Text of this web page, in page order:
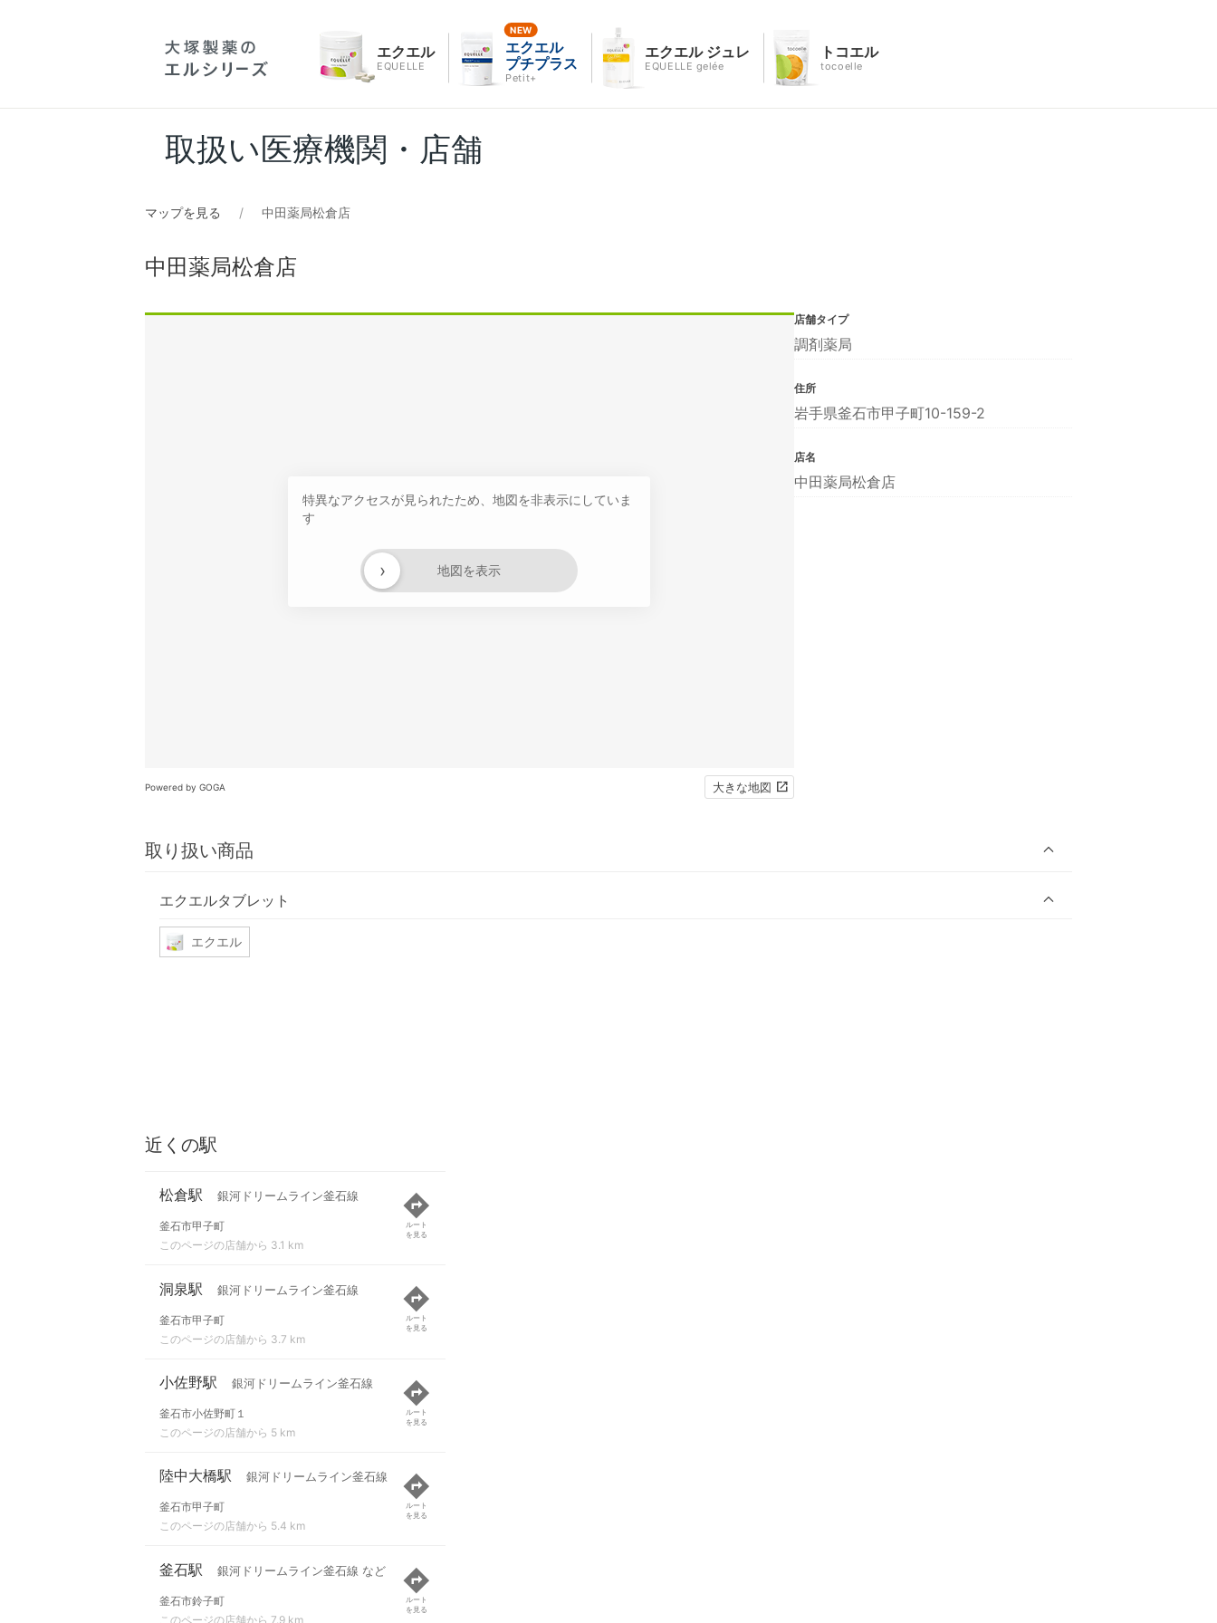
エクエル
EQUELLE
エクエル
プチプラス
Petit+
エクエル ジュレ
EQUELLE gelée
トコエル
tocoelle
取扱い医療機関・店舗
マップを見る 中田薬局松倉店
中田薬局松倉店
特異なアクセスが見られたため、地図を非表示にしていま
す
地図を表示
›
Powered by GOGA 大きな地図
取り扱い商品
エクエルタブレット
エクエル
店舗タイプ
調剤薬局
住所
岩手県釜石市甲子町10-159-2
店名
中田薬局松倉店
近くの駅
松倉駅 銀河ドリームライン釜石線
釜石市甲子町
このページの店舗から 3.1 km
ルート
を見る
洞泉駅 銀河ドリームライン釜石線
釜石市甲子町
このページの店舗から 3.7 km
ルート
を見る
小佐野駅 銀河ドリームライン釜石線
釜石市小佐野町１
このページの店舗から 5 km
ルート
を見る
陸中大橋駅 銀河ドリームライン釜石線
釜石市甲子町
このページの店舗から 5.4 km
ルート
を見る
釜石駅 銀河ドリームライン釜石線 など
釜石市鈴子町
このページの店舗から 7.9 km
ルート
を見る